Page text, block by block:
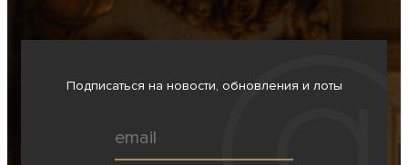
Подписаться на новости, обновления и лоты